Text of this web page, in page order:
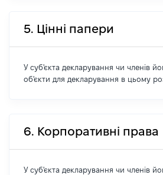
5. Цінні папери
У суб'єкта декларування чи членів
об'єкти для декларування в цьому
6. Корпоративні права
У суб'єкта декларування чи членів